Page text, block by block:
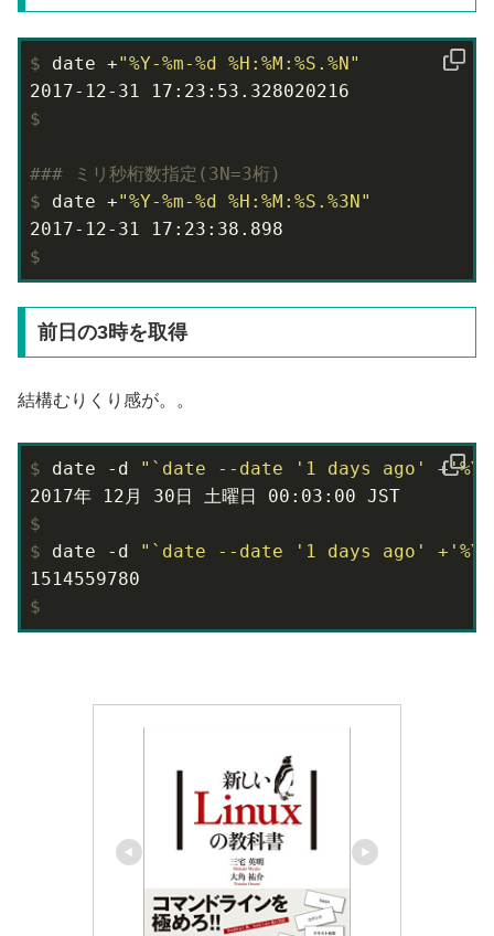
$ date +"%Y-%m-%d %H:%M:%S.%N"
$
### ミリ秒桁数指定(3N=3桁)
$ date +"%Y-%m-%d %H:%M:%S.%3N"
$
前日の3時を取得
結構むりくり感が。。
$ date -d
"`date --date '1 days ago'
$
$ date -d
"`date --date '1 days ago'
$